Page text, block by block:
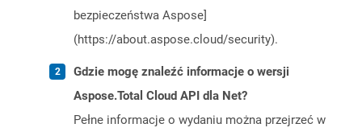
bezpieczeństwa Aspose]
(https://about.aspose.cloud/security).
Gdzie mogę znaleźć informacje o wersji
Aspose.Total Cloud API dla Net?
Pełne informacje o wydaniu można przejrzeć w